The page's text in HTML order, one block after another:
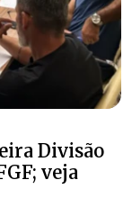
Divisão
veja